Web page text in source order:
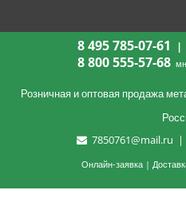
8 495 785-07-61 |
8 800 555-57-68
Розничная и оптовая продажа
7850761@mail.ru |
Онлайн-заявка|